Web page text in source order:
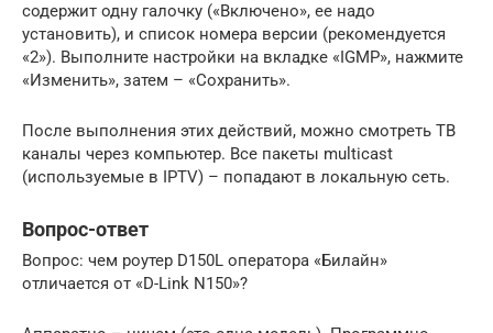
содержит одну галочку («Включено», ее надо
установить), и список номера версии (рекомендуется
«2»). Выполните настройки на вкладке «IGMP», нажмите
«Изменить», затем – «Сохранить».
После выполнения этих действий, можно смотреть ТВ
каналы через компьютер. Все пакеты multicast
(используемые в IPTV) – попадают в локальную сеть.
Вопрос-ответ
Вопрос: чем роутер D150L оператора «Билайн»
отличается от «D-Link N150»?